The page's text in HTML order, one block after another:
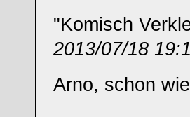
"Komisch
2013/07/18
Arno, schon